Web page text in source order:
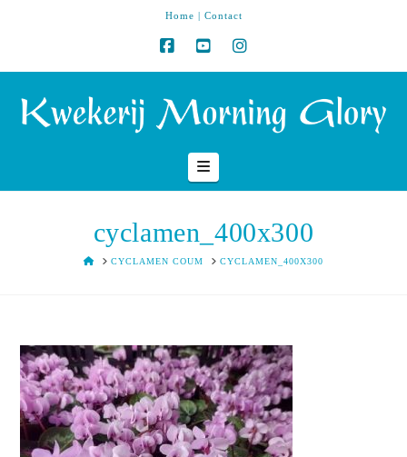
Home | Contact
Navigation
cyclamen_400x300
HOMECYCLAMEN COUM CYCLAMEN_400X300